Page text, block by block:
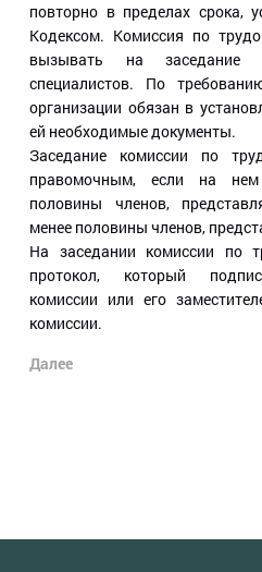
повторно в пределах срока,
Кодексом. Комиссия по
вызывать на заседание
специалистов. По
организации обязан в
ей необходимые документы.
Заседание комиссии по
правомочным, если на нем
половины членов,
менее половины членов,
На заседании комиссии по
протокол, который
комиссии или его
комиссии.
Далее